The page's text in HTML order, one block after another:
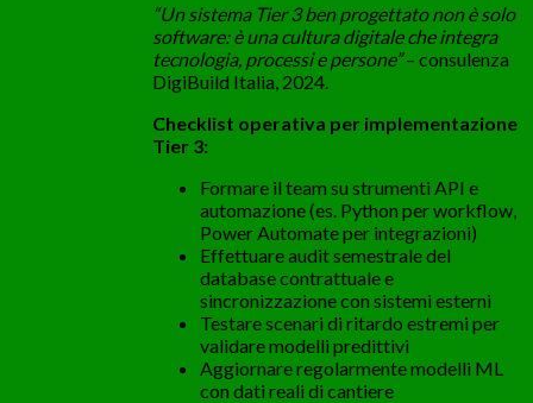
“Un sistema Tier 3 ben progettato non è solo
software: è una cultura digitale che integra
tecnologia, processi e persone”– consulenza
DigiBuild Italia, 2024.
Checklist operativa per implementazione
Tier 3:
Formare il team su strumenti API e
automazione (es. Python per workflow,
Power Automate per integrazioni)
Effettuare audit semestrale del
database contrattuale e
sincronizzazione con sistemi esterni
Testare scenari di ritardo estremi per
validare modelli predittivi
Aggiornare regolarmente modelli ML
con dati reali di cantiere